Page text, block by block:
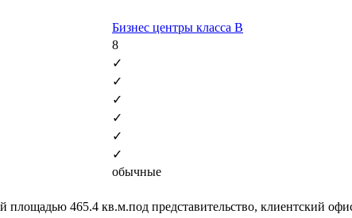
Бизнес центры класса B
8
✓
✓
✓
✓
✓
✓
обычные
465.4 кв.м.под представительство, клиентский